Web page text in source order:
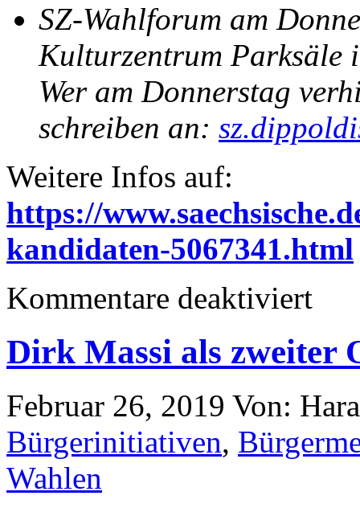
SZ-Wahlforum am
Kulturzentrum Parksäle
Wer am Donnerstag
schreiben an:
Weitere Infos auf:
https://
kandidaten-5067341.html
Kommentare deaktiviert
Dirk Massi als zweiter
Februar 26, 2019 Von:
Bürgerinitiativen,
Wahlen